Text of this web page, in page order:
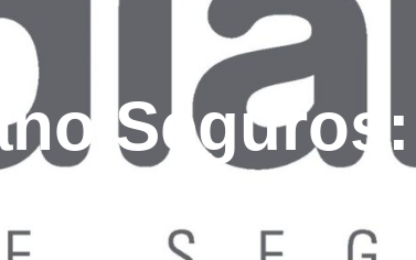
Seguros: